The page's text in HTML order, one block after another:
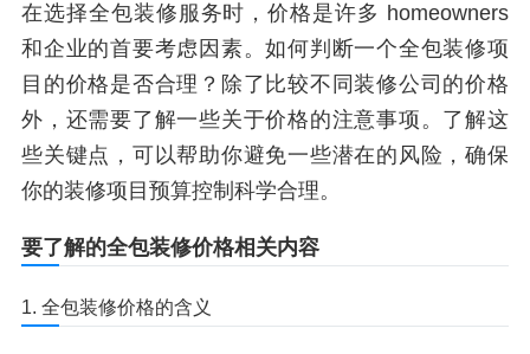
在选择全包装修服务时，价格是许多 homeowners
和企业的首要考虑因素。如何判断一个全包装修项
目的价格是否合理？除了比较不同装修公司的价格
外，还需要了解一些关于价格的注意事项。了解这
些关键点，可以帮助你避免一些潜在的风险，确保
你的装修项目预算控制科学合理。
要了解的全包装修价格相关内容
1. 全包装修价格的含义